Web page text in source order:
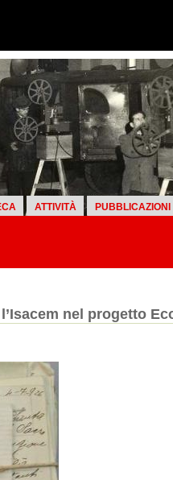
ATTIVITÀ PUBBLICAZIONI
nel progetto